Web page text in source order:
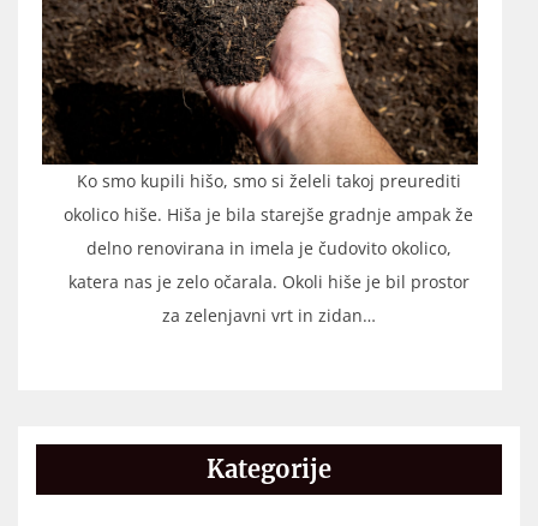
Ko smo kupili hišo, smo si želeli takoj preurediti
okolico hiše. Hiša je bila starejše gradnje ampak že
delno renovirana in imela je čudovito okolico,
katera nas je zelo očarala. Okoli hiše je bil prostor
za zelenjavni vrt in zidan…
Kategorije